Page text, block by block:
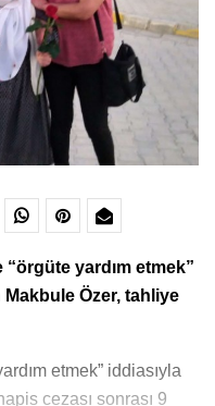
“örgüte yardım etmek”
Makbule Özer, tahliye
etmek” iddiasıyla
cezası sonrası 9